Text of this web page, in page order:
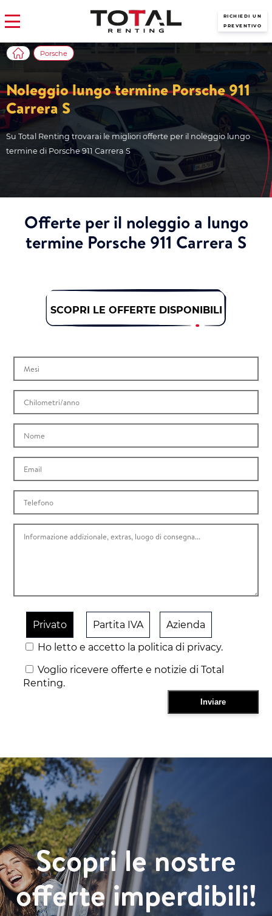
RICHIEDI UN
PREVENTIVO
Noleggio lungo termine Porsche 911
Carrera S
Su Total Renting trovarai le migliori offerte per il noleggio lungo
termine di Porsche 911 Carrera S
Porsche
Offerte per il noleggio a lungo
termine Porsche 911 Carrera S
SCOPRI LE OFFERTE DISPONIBILI
Privato Partita IVA
Azienda
Ho letto e accetto la politica di privacy.
Voglio ricevere offerte e notizie di Total
Renting.
Scopri le nostre
offerte imperdibili!